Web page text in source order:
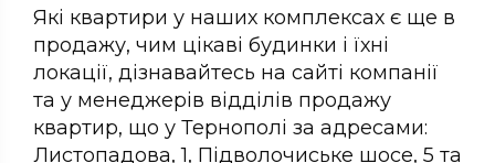
Які квартири у наших комплексах є ще в
продажу, чим цікаві будинки і їхні
локації, дізнавайтесь на сайті компанії
та у менеджерів відділів продажу
квартир, що у Тернополі за адресами:
Листопадова, 1, Підволочиське шосе, 5 та